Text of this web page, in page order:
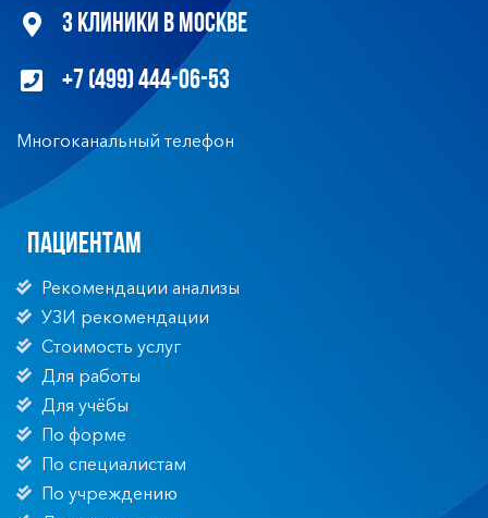
3 клиники в Москве
+7 (499) 444-06-53
Многоканальный телефон
Пациентам
Рекомендации анализы
УЗИ рекомендации
Стоимость услуг
Для работы
Для учёбы
По форме
По специалистам
По учреждению